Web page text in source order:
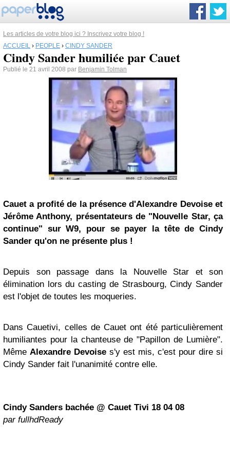
Les articles de votre blog ici ? Inscrivez votre blog !
ACCUEIL › PEOPLE › CINDY SANDER
Cindy Sander humiliée par Cauet
Publié le 21 avril 2008 par Benjamin Tolman
Cauet a profité de la présence d'Alexandre Devoise et
Jérôme Anthony, présentateurs de "Nouvelle Star, ça
continue" sur W9, pour se payer la tête de Cindy
Sander qu'on ne présente plus !
Depuis son passage dans la Nouvelle Star et son
élimination lors du casting de Strasbourg, Cindy Sander
est l'objet de toutes les moqueries.
Dans Cauetivi, celles de Cauet ont été particulièrement
humiliantes pour la chanteuse de "Papillon de Lumière".
Même Alexandre Devoise s'y est mis, c'est pour dire si
Cindy Sander fait l'unanimité contre elle.
Cindy Sanders bachée @ Cauet Tivi 18 04 08
par fullhdReady